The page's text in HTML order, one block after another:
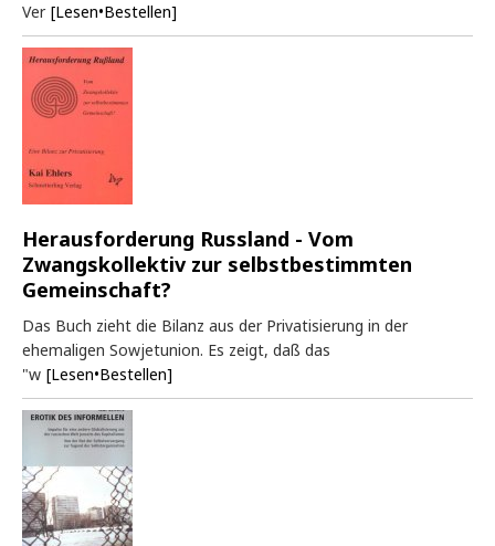
Ver [Lesen•Bestellen]
Herausforderung Russland - Vom
Zwangskollektiv zur selbstbestimmten
Gemeinschaft?
Das Buch zieht die Bilanz aus der Privatisierung in der
ehemaligen Sowjetunion. Es zeigt, daß das
"w [Lesen•Bestellen]